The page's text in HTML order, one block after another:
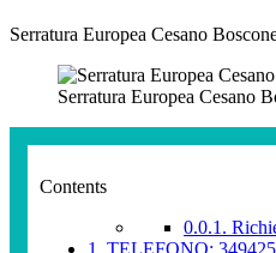
Serratura Europea Cesano
Serratura Europea Cesano
Contents
0.0.1.
1. TELEFONO: